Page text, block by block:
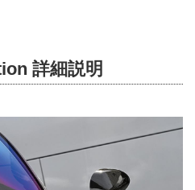
詳細説明